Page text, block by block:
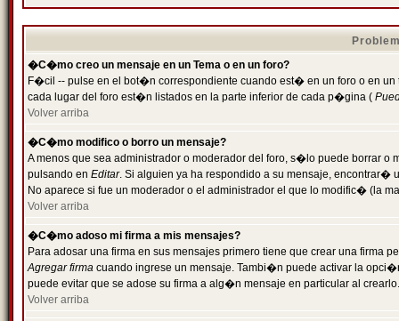
�C�mo creo un mensaje en un Tema o en un foro?
F�cil -- pulse en el bot�n correspondiente cuando est� en un foro o en
cada lugar del foro est�n listados en la parte inferior de cada p�gina (
Volver arriba
�C�mo modifico o borro un mensaje?
A menos que sea administrador o moderador del foro, s�lo puede borrar o
pulsando en Editar. Si alguien ya ha respondido a su mensaje, encontrar�
No aparece si fue un moderador o el administrador el que lo modific� (la
Volver arriba
�C�mo adoso mi firma a mis mensajes?
Para adosar una firma en sus mensajes primero tiene que crear una firma
Agregar firma cuando ingrese un mensaje. Tambi�n puede activar la
puede evitar que se adose su firma a alg�n mensaje en particular al crearlo.
Volver arriba